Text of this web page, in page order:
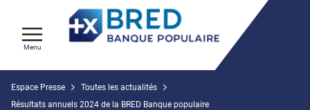
Menu
Espace Presse
Toutes les actualités
Résultats annuels 2024 de la BRED Banque populaire